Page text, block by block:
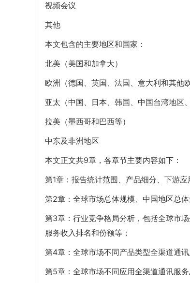
视频会议
其他
本文包含的主要地区和国家：
北美（美国和加拿大）
欧洲（德国、英国、法国、意大利和其他
亚太（中国、日本、韩国、中国台湾地区
拉美（墨西哥和巴西等）
中东及非洲地区
本文正文共9章，各章节主要内容如下：
第1章：报告统计范围、产品细分、下游
第2章：全球市场总体规模、中国地区总
第3章：行业竞争格局分析，包括全球市
服务收入排名和份额等；
第4章：全球市场不同产品类型全渠道通
第5章：全球市场不同应用全渠道通讯服务